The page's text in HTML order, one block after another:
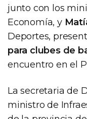
junto con los
Economía, y
Deportes,
para clubes de
encuentro en el
La secretaria de
ministro de